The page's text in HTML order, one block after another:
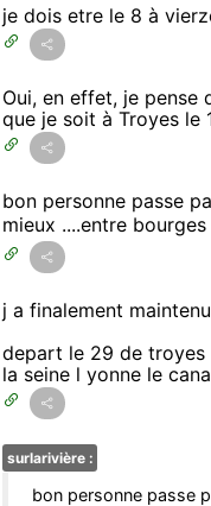
je dois etre le 8 à
Oui, en effet, je pense
que je soit à Troyes le
bon personne passe
mieux ....entre
j a finalement
depart le 29 de troyes
la seine l yonne le
surlarivière :
bon personne passe